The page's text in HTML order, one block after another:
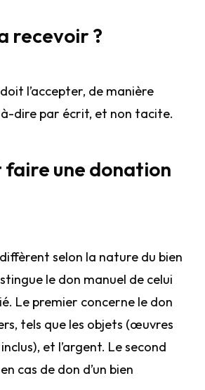
recevoir ?
l’accepter, de manière
à-dire par écrit, et non tacite.
faire une donation
selon la nature du bien
le don manuel de celui
Le premier concerne le don
tels que les objets (œuvres
et l’argent. Le second
cas de don d’un bien